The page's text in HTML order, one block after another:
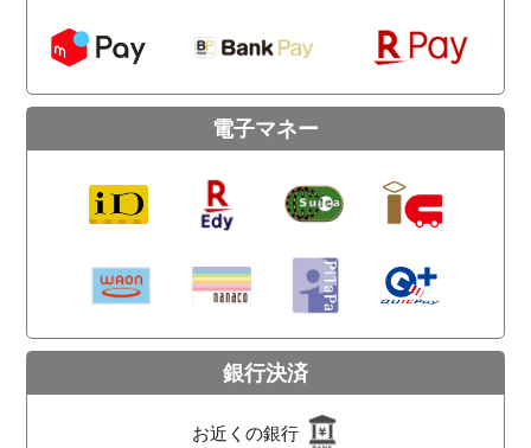
電子マネー
銀行決済
お近くの銀行